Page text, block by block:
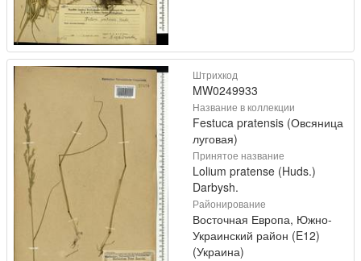
Штрихкод
MW0249933
Название в коллекции
Festuca pratensis (Овсяница
луговая)
Принятое название
Lolium pratense (Huds.)
Darbysh.
Районирование
Восточная Европа, Южно-
Украинский район (E12)
(Украина)